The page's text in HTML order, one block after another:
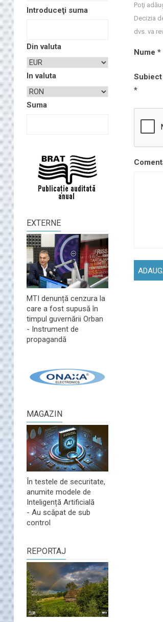
Introduceţi suma
Din valuta
In valuta
Suma
EXTERNE
MTI denunță cenzura la
care a fost supusă în
timpul guvernării Orban
- Instrument de
propagandă
MAGAZIN
În testele de securitate,
anumite modele de
Inteligență Artificială
- Au scăpat de sub
control
REPORTAJ
Poţi
Decizia
dvs. va
Nume *
Subiect
*